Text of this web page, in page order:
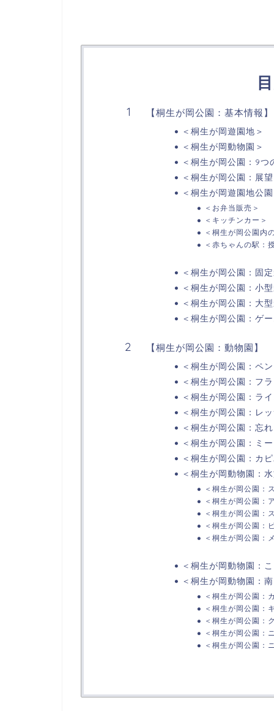
【桐生が岡公園：基本情報】
＜桐生が岡遊園地＞
＜桐生が岡動物園＞
＜桐生が岡公園：9つ
＜桐生が岡公園：展
＜桐生が岡遊園地公
＜お弁当販売＞
＜キッチンカー＞
＜桐生が岡公園内
＜赤ちゃんの駅：
＜桐生が岡公園：固
＜桐生が岡公園：小
＜桐生が岡公園：大
＜桐生が岡公園：ゲ
【桐生が岡公園：動物園】
＜桐生が岡公園：ペ
＜桐生が岡公園：フ
＜桐生が岡公園：ラ
＜桐生が岡公園：レ
＜桐生が岡公園：忘
＜桐生が岡公園：ミ
＜桐生が岡公園：カ
＜桐生が岡動物園：
＜桐生が岡公園：
＜桐生が岡公園：
＜桐生が岡公園：
＜桐生が岡公園：
＜桐生が岡公園：
＜桐生が岡動物園：
＜桐生が岡動物園：
＜桐生が岡公園：
＜桐生が岡公園：
＜桐生が岡公園：
＜桐生が岡公園：
＜桐生が岡公園：